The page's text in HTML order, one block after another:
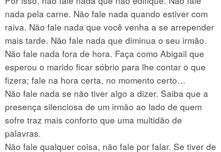
nada pela carne. Não fale nada quando estiver com
raiva. Não fale nada que você venha a se arrepender
mais tarde. Não fale nada que diminua o seu irmão.
Não fale nada fora de hora. Faça como Abigail que
esperou o marido ficar sóbrio para lhe contar o que
fizera; fale na hora certa, no momento certo…
Não fale nada se não tiver algo a dizer. Saiba que a
presença silenciosa de um irmão ao lado de quem
sofre traz mais conforto que uma multidão de
palavras.
Não fale qualquer coisa, não fale por falar. Se tiver de